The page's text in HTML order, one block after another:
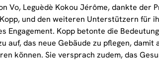
Vo, Leguèdè Kokou Jérôme, dankte der
und den weiteren Unterstützern für
Engagement. Kopp betonte die
auf, das neue Gebäude zu pflegen,
können. Sie versprach zudem, das